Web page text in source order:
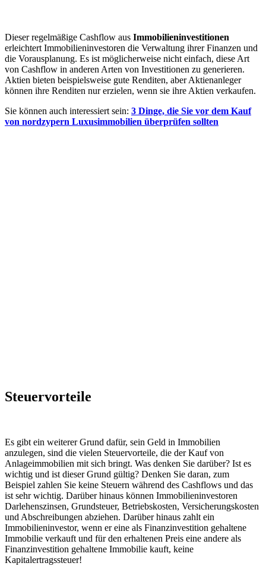
Dieser regelmäßige Cashflow aus Immobilieninvestitionen
erleichtert Immobilieninvestoren die Verwaltung ihrer Finanzen und
die Vorausplanung. Es ist möglicherweise nicht einfach, diese Art
von Cashflow in anderen Arten von Investitionen zu generieren.
Aktien bieten beispielsweise gute Renditen, aber Aktienanleger
können ihre Renditen nur erzielen, wenn sie ihre Aktien verkaufen.
Sie können auch interessiert sein: 3 Dinge, die Sie vor dem Kauf
von nordzypern Luxusimmobilien überprüfen sollten
Steuervorteile
Es gibt ein weiterer Grund dafür, sein Geld in Immobilien
anzulegen, sind die vielen Steuervorteile, die der Kauf von
Anlageimmobilien mit sich bringt. Was denken Sie darüber? Ist es
wichtig und ist dieser Grund gültig? Denken Sie daran, zum
Beispiel zahlen Sie keine Steuern während des Cashflows und das
ist sehr wichtig. Darüber hinaus können Immobilieninvestoren
Darlehenszinsen, Grundsteuer, Betriebskosten, Versicherungskosten
und Abschreibungen abziehen. Darüber hinaus zahlt ein
Immobilieninvestor, wenn er eine als Finanzinvestition gehaltene
Immobilie verkauft und für den erhaltenen Preis eine andere als
Finanzinvestition gehaltene Immobilie kauft, keine
Kapitalertragssteuer!